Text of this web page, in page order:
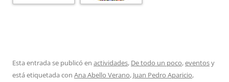
Esta entrada se publicó en actividades, De todo un poco,eventosy
está etiquetada con Ana Abello Verano, Juan Pedro Aparicio,